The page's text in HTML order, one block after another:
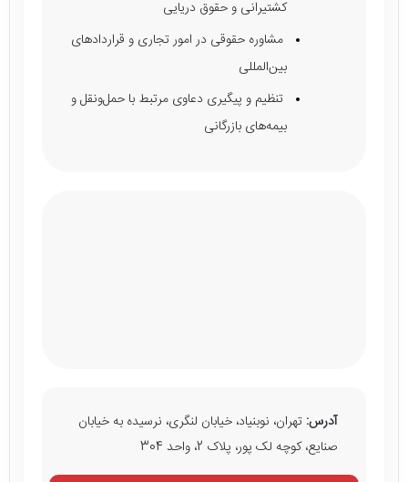
کشتیرانی و حقوق دریایی
مشاوره حقوقی در امور تجاری و قراردادهای
بین‌المللی
تنظیم و پیگیری دعاوی مرتبط با حمل‌ونقل و
بیمه‌های بازرگانی
آدرس: تهران، نوبنیاد، خیابان لنگری، نرسیده به خیابان
صنایع، کوچه لک پور، پلاک 2، واحد 304